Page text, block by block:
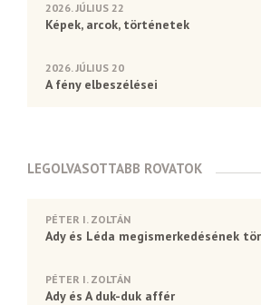
2026. JÚLIUS 22
Képek, arcok, történetek
2026. JÚLIUS 20
A fény elbeszélései
LEGOLVASOTTABB ROVATOK
PÉTER I. ZOLTÁN
Ady és Léda megismerkedésének
PÉTER I. ZOLTÁN
Ady és A duk-duk affér